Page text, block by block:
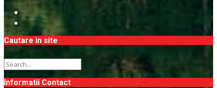
Cautare in site
Informatii Contact